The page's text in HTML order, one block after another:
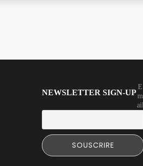
NEWSLETTER SIGN-UP
E
m
ail